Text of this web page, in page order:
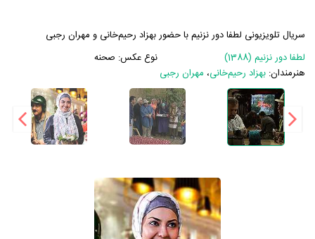
سریال تلویزیونی لطفا دور نزنیم با حضور بهزاد رحیم‌خانی و مهران رجبی
لطفا دور نزنیم (1388)
نوع عکس: صحنه
هنرمندان:بهزاد رحیم‌خانی، مهران رجبی